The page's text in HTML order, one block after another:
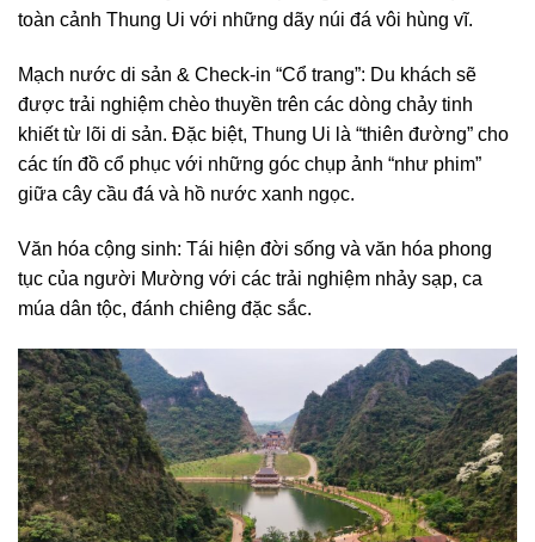
toàn cảnh Thung Ui với những dãy núi đá vôi hùng vĩ.
Mạch nước di sản & Check-in “Cổ trang”: Du khách sẽ
được trải nghiệm chèo thuyền trên các dòng chảy tinh
khiết từ lõi di sản. Đặc biệt, Thung Ui là “thiên đường” cho
các tín đồ cổ phục với những góc chụp ảnh “như phim”
giữa cây cầu đá và hồ nước xanh ngọc.
Văn hóa cộng sinh: Tái hiện đời sống và văn hóa phong
tục của người Mường với các trải nghiệm nhảy sạp, ca
múa dân tộc, đánh chiêng đặc sắc.